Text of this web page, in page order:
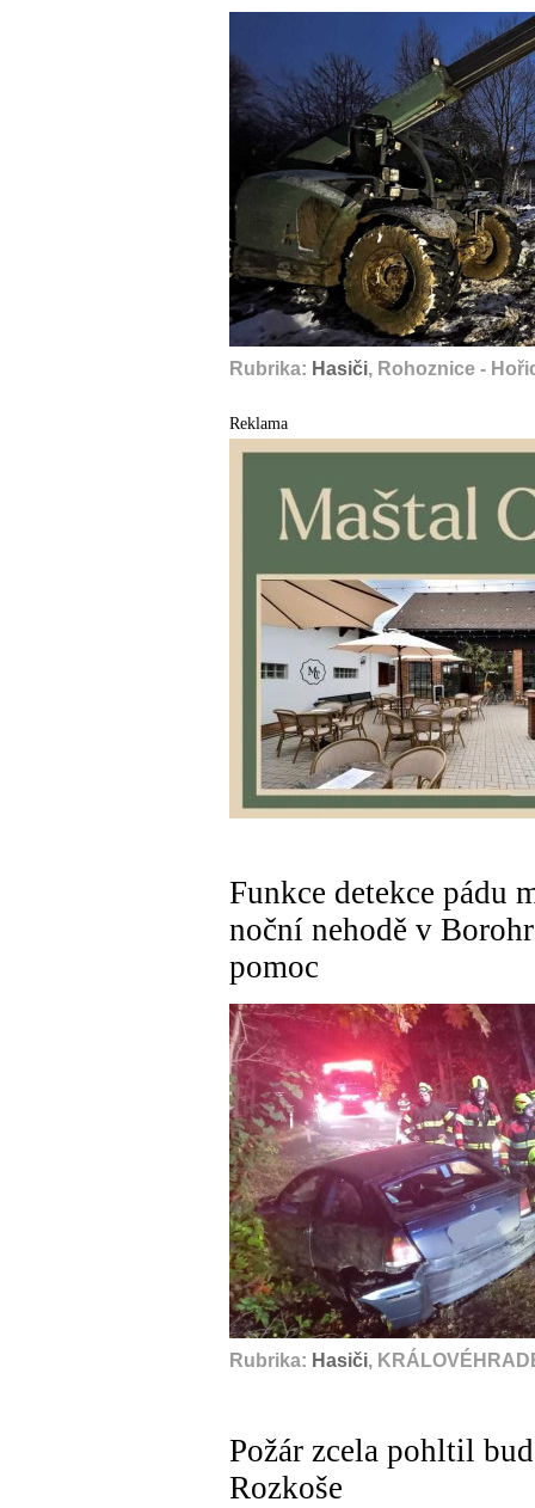
Rubrika: Hasiči, Rohoznice -
Reklama
Funkce detekce pádu
noční nehodě v
pomoc
Rubrika: Hasiči,
Požár zcela pohltil
Rozkoše